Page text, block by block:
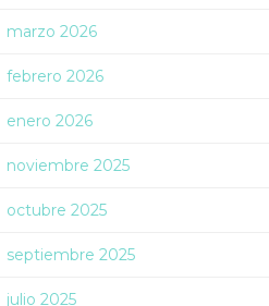
marzo 2026
febrero 2026
enero 2026
noviembre 2025
octubre 2025
septiembre 2025
julio 2025